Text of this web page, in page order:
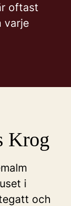
oftast
varje
Krog
i
och